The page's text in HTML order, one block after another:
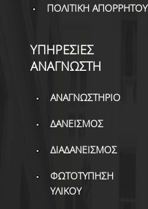
ΠΟΛΙΤΙΚΗ ΑΠΟΡΡΗΤΟΥ
ΥΠΗΡΕΣΙΕΣ
ΑΝΑΓΝΩΣΤΗ
ΑΝΑΓΝΩΣΤΗΡΙΟ
ΔΑΝΕΙΣΜΟΣ
ΔΙΑΔΑΝΕΙΣΜΟΣ
ΦΩΤΟΤΥΠΗΣΗ
ΥΛΙΚΟΥ